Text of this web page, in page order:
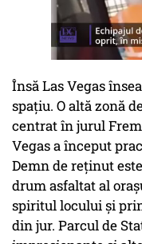
Însă Las Vegas
spațiu. O altă zonă
centrat în jurul
Vegas a început
Demn de reținut
drum asfaltat al
spiritul locului și
din jur. Parcul de